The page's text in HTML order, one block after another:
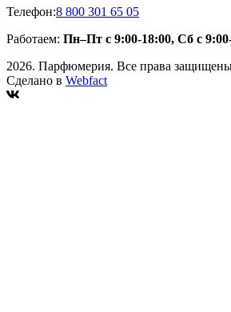
Телефон:8 800 301 65 05
Работаем: Пн–Пт с 9:00-18:00, Сб с
2026. Парфюмерия. Все права
Сделано в Webfact